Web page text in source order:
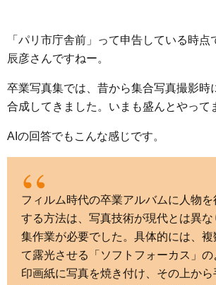
「パリ市庁舎前」って申告している時
辰彦さんですねー。
卒業写真集では、昔から集合写真撮影時
合成してきました。いまも盛んとやって
AIの回答でもこんな感じです。
フィルム時代の卒業アルバムに人物を
する方法は、写真技術が現代とは異
集作業が必要でした。具体的には、
て露光させる「ソフトフォーカス」の
印画紙に写真を焼き付け、その上か